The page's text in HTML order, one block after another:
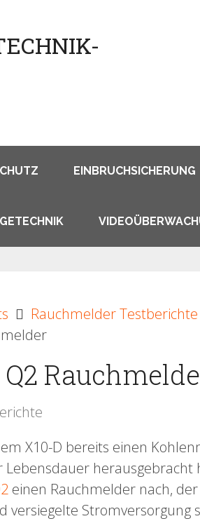
EINBRUCHSICHERUNG
Rauchmelder Testberichte
X10-D bereits einen
Lebensdauer
einen Rauchmelder nach,
versiegelte Stromversorgung